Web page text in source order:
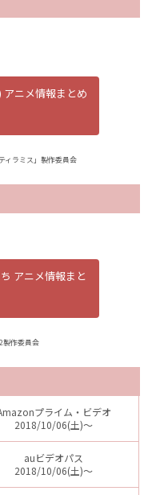
ニメ情報まとめ
ィラミス」製作委員会
アニメ情報まと
作委員会
プライム・ビデオ
2018/10/06(土)～
auビデオパス
2018/10/06(土)～